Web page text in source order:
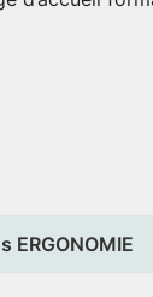
ERGONOMIE